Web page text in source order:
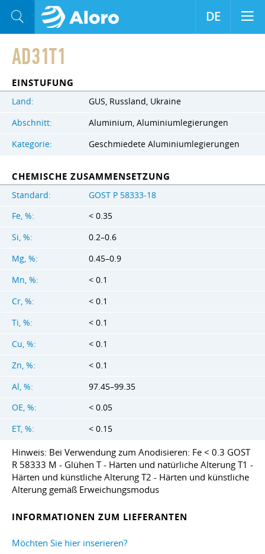
AD31T1
EINSTUFUNG
Land:
GUS, Russland, Ukraine
Abschnitt:
Aluminium, Aluminiumlegierungen
Kategorie:
Geschmiedete Aluminiumlegierungen
CHEMISCHE ZUSAMMENSETZUNG
Standard:
GOST Р 58333-18
Fe, %:
< 0.35
Si, %:
0.2–0.6
Mg, %:
0.45–0.9
Mn, %:
< 0.1
Cr, %:
< 0.1
Ti, %:
< 0.1
Cu, %:
< 0.1
Zn, %:
< 0.1
Al, %:
97.45–99.35
OE, %:
< 0.05
ET, %:
< 0.15
Hinweis: Bei Verwendung zum Anodisieren: Fe < 0.3 GOST
R 58333 M - Glühen T - Härten und natürliche Alterung T1 -
Härten und künstliche Alterung T2 - Härten und künstliche
Alterung gemäß Erweichungsmodus
INFORMATIONEN ZUM LIEFERANTEN
Möchten Sie hier inserieren?
DE